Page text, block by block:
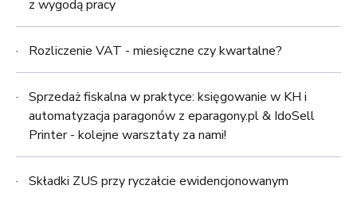
z wygodą pracy
Rozliczenie VAT - miesięczne czy kwartalne?
Sprzedaż fiskalna w praktyce: księgowanie w KH i
automatyzacja paragonów z eparagony.pl & IdoSell
Printer - kolejne warsztaty za nami!
Składki ZUS przy ryczałcie ewidencjonowanym